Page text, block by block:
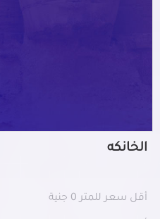
الخانكه
أقل سعر للمتر 0 جنية